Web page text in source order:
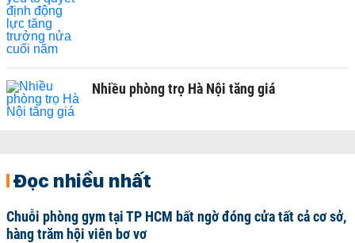
Nhiều phòng trọ Hà Nội tăng giá
Đọc nhiều nhất
Chuỗi phòng gym tại TP HCM bất ngờ đóng cửa tất cả cơ sở,
hàng trăm hội viên bơ vơ